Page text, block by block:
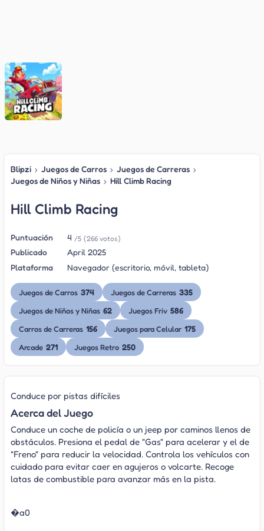
Blipzi › Juegos de Carros › Juegos de Carreras ›
Juegos de Niños y Niñas › Hill Climb Racing
Hill Climb Racing
Puntuación 4 /5 (266 votos)
Publicado
April 2025
Plataforma
Navegador (escritorio, móvil, tableta)
Juegos de Carros 374 Juegos de Carreras 335
Juegos de Niños y Niñas 62 Juegos Friv 586
Carros de Carreras 156 Juegos para Celular 175
Arcade 271 Juegos Retro 250
Conduce por pistas difíciles
Acerca del Juego
Conduce un coche de policía o un jeep por caminos llenos de
obstáculos. Presiona el pedal de "Gas" para acelerar y el de
"Freno" para reducir la velocidad. Controla los vehículos con
cuidado para evitar caer en agujeros o volcarte. Recoge
latas de combustible para avanzar más en la pista.
�a0